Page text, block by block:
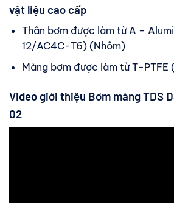
vật liệu cao cấp
Thân bơm được làm từ A –
12/AC4C-T6) (Nhôm)
Màng bơm được làm từ T-PTFE
Video giới thiệu Bơm màng TDS
02